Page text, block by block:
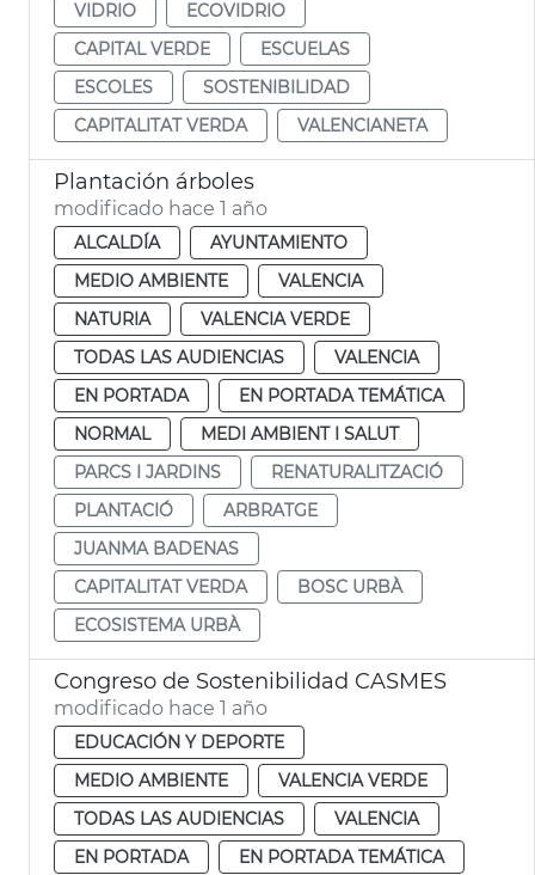
VIDRIO
ECOVIDRIO
CAPITAL VERDE
ESCUELAS
ESCOLES
SOSTENIBILIDAD
CAPITALITAT VERDA
VALENCIANETA
Plantación árboles
modificado hace 1 año
ALCALDÍA
AYUNTAMIENTO
MEDIO AMBIENTE
VALENCIA
NATURIA
VALENCIA VERDE
TODAS LAS AUDIENCIAS
VALENCIA
EN PORTADA
EN PORTADA TEMÁTICA
NORMAL
MEDI AMBIENT I SALUT
PARCS I JARDINS
RENATURALITZACIÓ
PLANTACIÓ
ARBRATGE
JUANMA BADENAS
CAPITALITAT VERDA
BOSC URBÀ
ECOSISTEMA URBÀ
Congreso de Sostenibilidad CASMES
modificado hace 1 año
EDUCACIÓN Y DEPORTE
MEDIO AMBIENTE
VALENCIA VERDE
TODAS LAS AUDIENCIAS
VALENCIA
EN PORTADA
EN PORTADA TEMÁTICA